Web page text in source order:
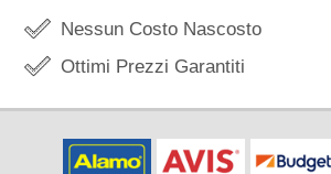
Nessun Costo Nascosto
Ottimi Prezzi Garantiti